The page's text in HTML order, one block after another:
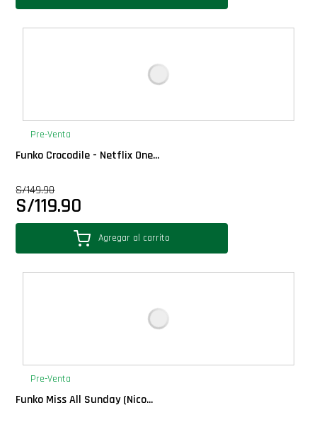
Pop Rides
PRÓXIMAMENTE
Star Wars Oferta
Pre-Venta
Funko Crocodile - Netflix One...
S/149.90
S/119.90
Agregar al carrito
Pre-Venta
Funko Miss All Sunday (Nico...